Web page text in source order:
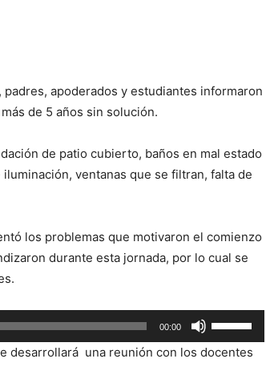
apoderados y estudiantes informaron
de 5 años sin solución.
de patio cubierto, baños en mal estado
ventanas que se filtran, falta de
los problemas que motivaron el comienzo
durante esta jornada, por lo cual se
00:00
las
teclas
desarrollará una reunión con los docentes